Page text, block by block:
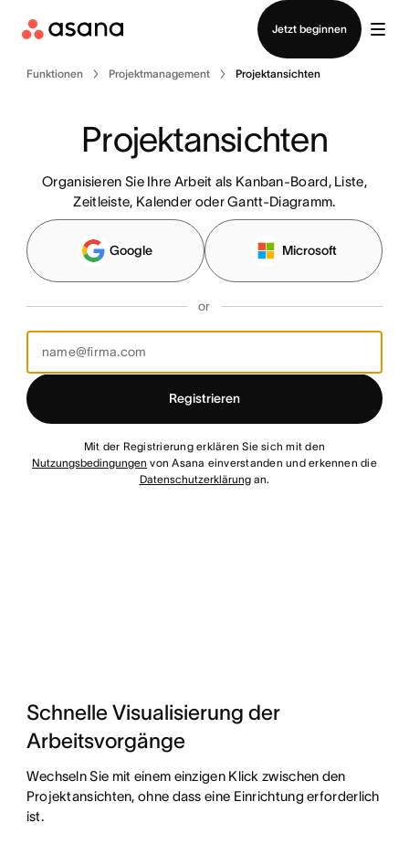
Jetzt beginnen
Vertrieb kontaktieren
Funktionen Projektmanagement Projektansichten
Projektansichten
Organisieren Sie Ihre Arbeit als Kanban-Board, Liste,
Zeitleiste, Kalender oder Gantt-Diagramm.
Google Microsoft
or
Registrieren
Mit der Registrierung erklären Sie sich mit den
Nutzungsbedingungen von Asana einverstanden und erkennen die
Datenschutzerklärungan.
Schnelle Visualisierung der
Arbeitsvorgänge
Wechseln Sie mit einem einzigen Klick zwischen den
Projektansichten, ohne dass eine Einrichtung erforderlich
ist.